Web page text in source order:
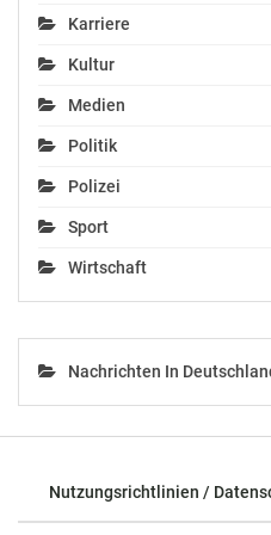
Daniel Thomas Bayer
Pressesprecher Schülerunion
OTS-ORIGINALTEXT
DES AUSSENDERS.
© Copyright APA-OTS
der jeweilige Aussender
Karriere
Kultur
Medien
Politik
Polizei
Sport
Wirtschaft
Nachrichten In
Nutzungsrichtlinien /